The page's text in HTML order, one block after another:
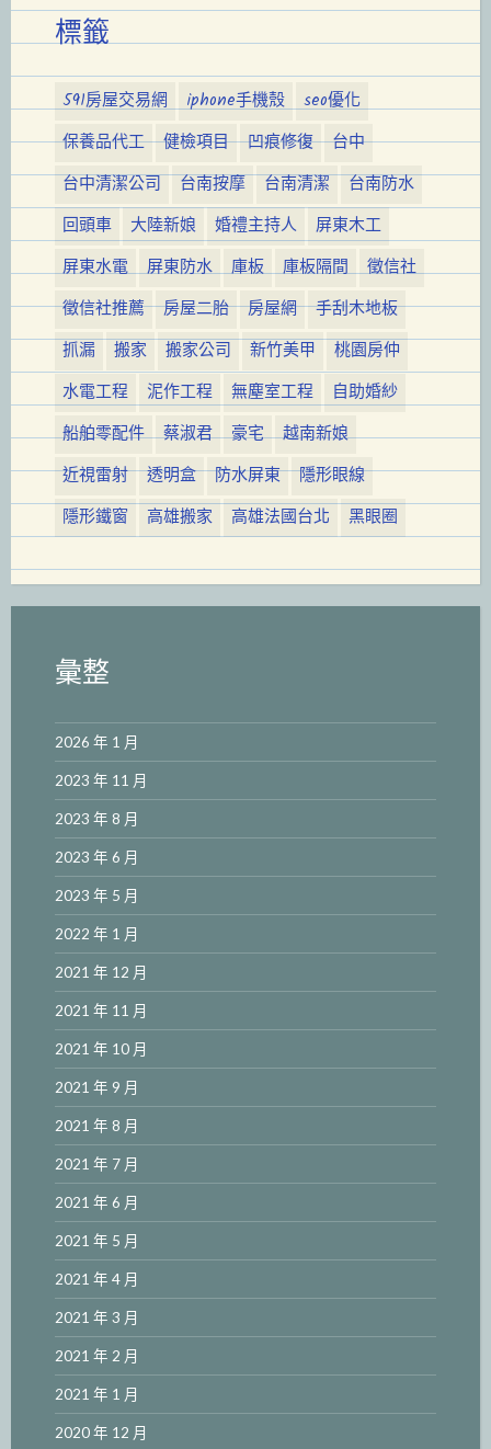
標籤
591房屋交易網 iphone手機殼
seo優化
保養品代工
健檢項目 凹痕修復
台中
台中清潔公司
台南按摩 台南清潔
台南防水
回頭車
大陸新娘 婚禮主持人
屏東木工
屏東水電
屏東防水 庫板 庫板隔間
徵信社
徵信社推薦
房屋二胎 房屋網
手刮木地板
抓漏
搬家 搬家公司 新竹美甲
桃園房仲
水電工程
泥作工程 無塵室工程
自助婚紗
船舶零配件
蔡淑君 豪宅
越南新娘
近視雷射
透明盒 防水屏東
隱形眼線
隱形鐵窗
高雄搬家 高雄法國台北 黑眼圈
彙整
2026 年 1 月
2023 年 11 月
2023 年 8 月
2023 年 6 月
2023 年 5 月
2022 年 1 月
2021 年 12 月
2021 年 11 月
2021 年 10 月
2021 年 9 月
2021 年 8 月
2021 年 7 月
2021 年 6 月
2021 年 5 月
2021 年 4 月
2021 年 3 月
2021 年 2 月
2021 年 1 月
2020 年 12 月